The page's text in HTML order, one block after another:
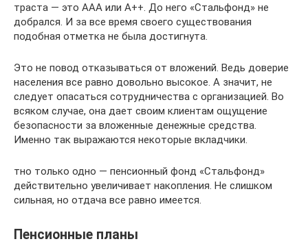
траста — это AAA или A++. До него «Стальфонд» не
добрался. И за все время своего существования
подобная отметка не была достигнута.
Это не повод отказываться от вложений. Ведь доверие
населения все равно довольно высокое. А значит, не
следует опасаться сотрудничества с организацией. Во
всяком случае, она дает своим клиентам ощущение
безопасности за вложенные денежные средства.
Именно так выражаются некоторые вкладчики.
тно только одно — пенсионный фонд «Стальфонд»
действительно увеличивает накопления. Не слишком
сильная, но отдача все равно имеется.
Пенсионные планы